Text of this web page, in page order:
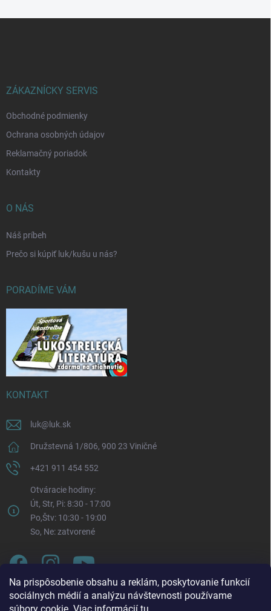
Na prispôsobenie obsahu a reklám, poskytovanie funkcií
sociálnych médií a analýzu návštevnosti používame
ZÁKAZNÍCKY SERVIS
Obchodné podmienky
Ochrana osobných údajov
Reklamačný poriadok
Kontakty
O NÁS
Náš príbeh
Prečo si kúpiť luk/kušu u nás?
PORADÍME VÁM
KONTAKT
luk@ luk.sk
Družstevná 1/806, 900 23 Viničné
+421 911 454 552
Otváracie hodiny:
Út, Str, Pi: 8:30 - 17:00
Po,Štv: 10:30 - 19:00
So, Ne: zatvorené